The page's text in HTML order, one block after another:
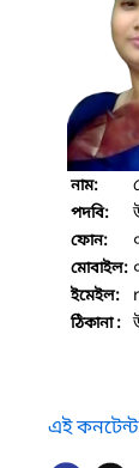
নাম:
পদবি:
ফোন:
মোবাইল:
ইমেইল:
ঠিকানা :
এই